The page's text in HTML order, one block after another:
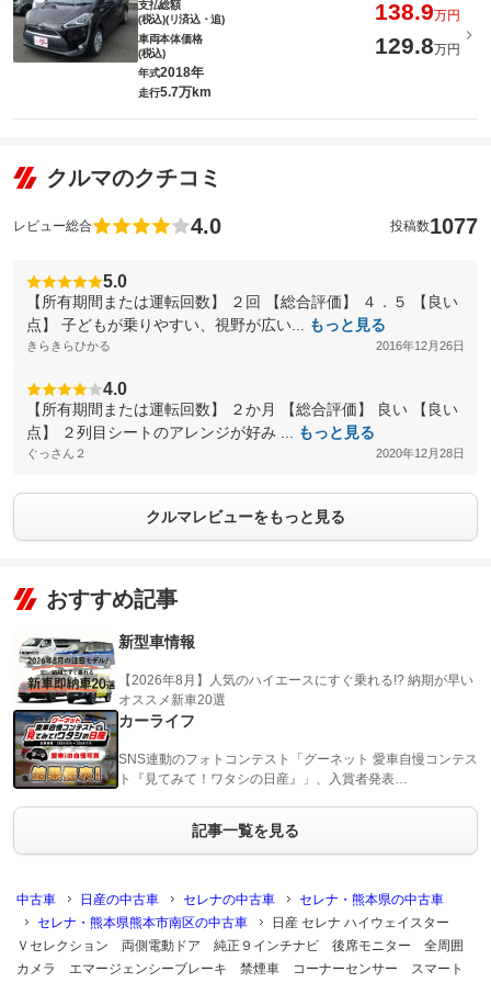
支払総額
(税込)(リ済込・追)
138.9万円
車両本体価格
(税込)
129.8万円
年式2018年
走行5.7万km
クルマのクチコミ
レビュー総合 4.0 投稿数1077
5.0
【所有期間または運転回数】 ２回 【総合評価】 ４．５ 【良い
点】 子どもが乗りやすい、視野が広い...
もっと見る
きらきらひかる 2016年12月26日
4.0
【所有期間または運転回数】 ２か月 【総合評価】 良い 【良い
点】 ２列目シートのアレンジが好み ...
もっと見る
ぐっさん２ 2020年12月28日
クルマレビューをもっと見る
おすすめ記事
新型車情報
【2026年8月】人気のハイエースにすぐ乗れる!? 納期が早い
オススメ新車20選
カーライフ
SNS連動のフォトコンテスト「グーネット 愛車自慢コンテス
ト『見てみて！ワタシの日産』」、入賞者発表…
記事一覧を見る
中古車 日産の中古車 セレナの中古車
セレナ・熊本県の中古車
セレナ・熊本県熊本市南区の中古車
日産 セレナ ハイウェイスター
Ｖセレクション 両側電動ドア 純正９インチナビ 後席モニター 全周囲
カメラ エマージェンシーブレーキ 禁煙車 コーナーセンサー スマート